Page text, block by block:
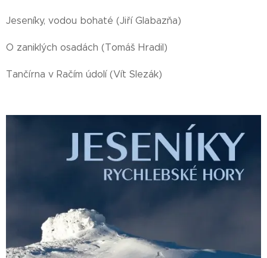
Jeseníky, vodou bohaté (Jiří Glabazňa)
O zaniklých osadách (Tomáš Hradil)
Tančírna v Račím údolí (Vít Slezák)